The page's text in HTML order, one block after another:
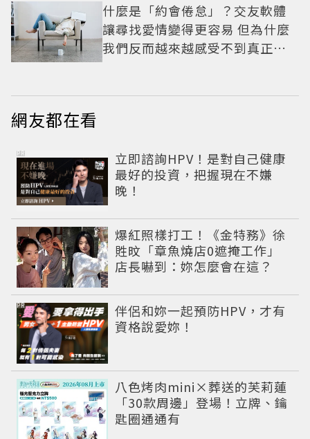
什麼是「約會倦怠」？交友軟體
讓尋找愛情變得更容易 但為什麼
我們反而越來越感受不到真正的
網友都在看
立即諮詢HPV！是對自己健康
最好的投資，把握現在不嫌
晚！
PR
爆紅照樣打工！《金特務》徐
貹旼「章魚燒店0遮掩工作」
店長嚇到：妳怎麼會在這？
伴侶和妳一起預防HPV，才有
資格說愛妳！
PR
八色烤肉mini×葬送的芙莉蓮
「30款周邊」登場！立牌、鑰
匙圈通通有